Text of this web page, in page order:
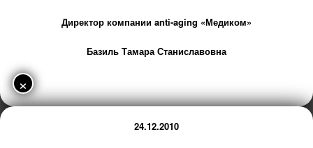
Директор компании anti-aging «Медиком»
Базиль Тамара Станиславовна
×
24.12.2010